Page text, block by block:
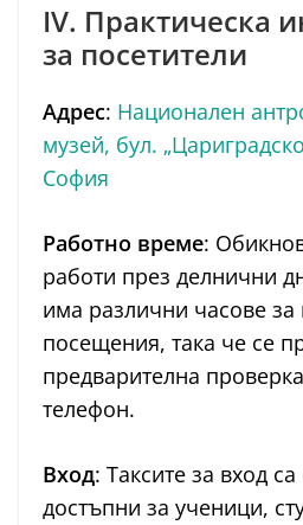
IV. Практическа
за посетители
Адрес: Национален
музей, бул.
София
Работно време:
работи през делнични
има различни часове за
посещения, така че се
предварителна
телефон.
Вход: Таксите за вход
достъпни за ученици,